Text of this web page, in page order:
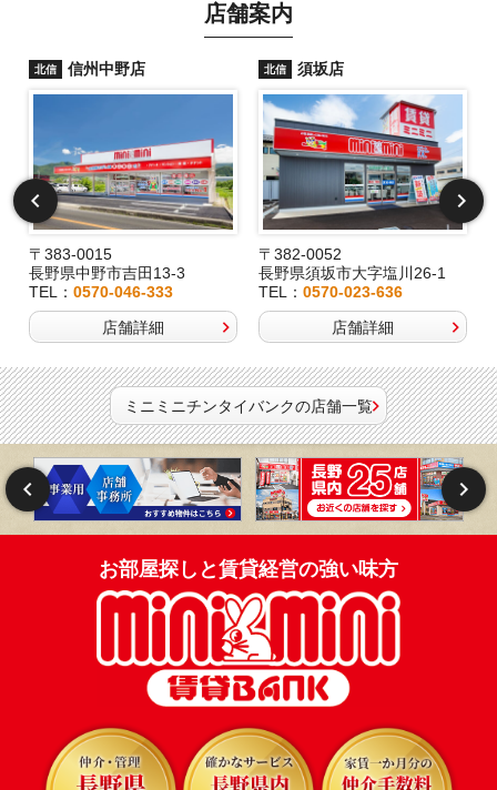
店舗案内
北信 信州中野店
〒383-0015
長野県中野市吉田13-3
TEL： 0570-046-333
店舗詳細
北信 須坂店
〒382-0052
長野県須坂市大字塩川26-1
TEL：0570-023-636
店舗詳細
ミニミニチンタイバンクの店舗一覧
お部屋探しと賃貸経営の強い味方